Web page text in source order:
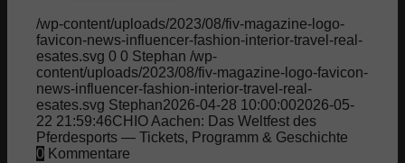
/wp-content/uploads/2023/08/fiv-magazine-logo-
favicon-news-influencer-fashion-interior-travel-real-
esates.svg 0 0 Stephan /wp-
content/uploads/2023/08/fiv-magazine-logo-favicon-
news-influencer-fashion-interior-travel-real-
esates.svg Stephan2026-04-28 10:00:002026-05-
22 21:59:46CHIO Aachen: Das Weltfest des
Pferdesports — Tickets, Programm & Geschichte
0 Kommentare